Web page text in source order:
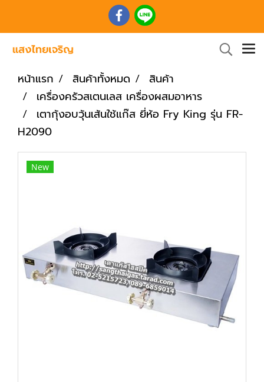
หน้าแรก สินค้าทั้งหมด
สินค้า
เครื่องครัวสเตนเลส เครื่องผสมอาหาร
เตากุ้งอบวุ้นเส้นใช้แก๊ส ยี่ห้อ Fry King รุ่น FR-
H2090
New